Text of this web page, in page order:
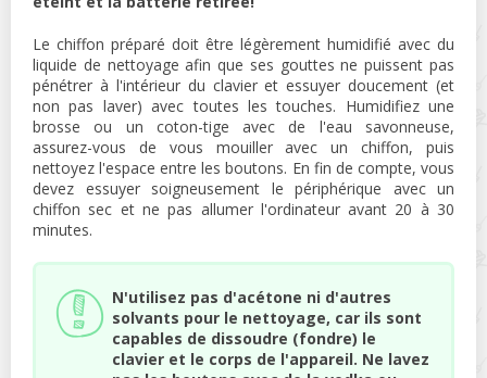
Le chiffon préparé doit être légèrement humidifié avec du
liquide de nettoyage afin que ses gouttes ne puissent pas
pénétrer à l'intérieur du clavier et essuyer doucement (et
non pas laver) avec toutes les touches. Humidifiez une
brosse ou un coton-tige avec de l'eau savonneuse,
assurez-vous de vous mouiller avec un chiffon, puis
nettoyez l'espace entre les boutons. En fin de compte, vous
devez essuyer soigneusement le périphérique avec un
chiffon sec et ne pas allumer l'ordinateur avant 20 à 30
minutes.
N'utilisez pas d'acétone ni d'autres
solvants pour le nettoyage, car ils sont
capables de dissoudre (fondre) le
clavier et le corps de l'appareil. Ne lavez